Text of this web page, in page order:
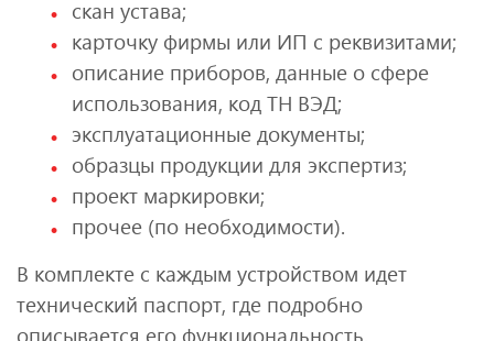
скан устава;
карточку фирмы или ИП с реквизитами;
описание приборов, данные о сфере
использования, код ТН ВЭД;
эксплуатационные документы;
образцы продукции для экспертиз;
проект маркировки;
прочее (по необходимости).
В комплекте с каждым устройством идет
технический паспорт, где подробно
описывается его функциональность,